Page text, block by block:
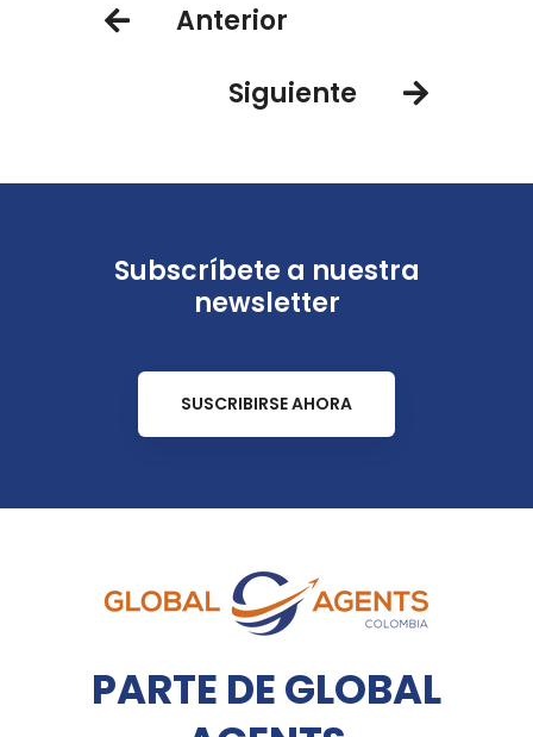
Anterior
Siguiente
Subscríbete a nuestra
newsletter
SUSCRIBIRSE AHORA
PARTE DE GLOBAL